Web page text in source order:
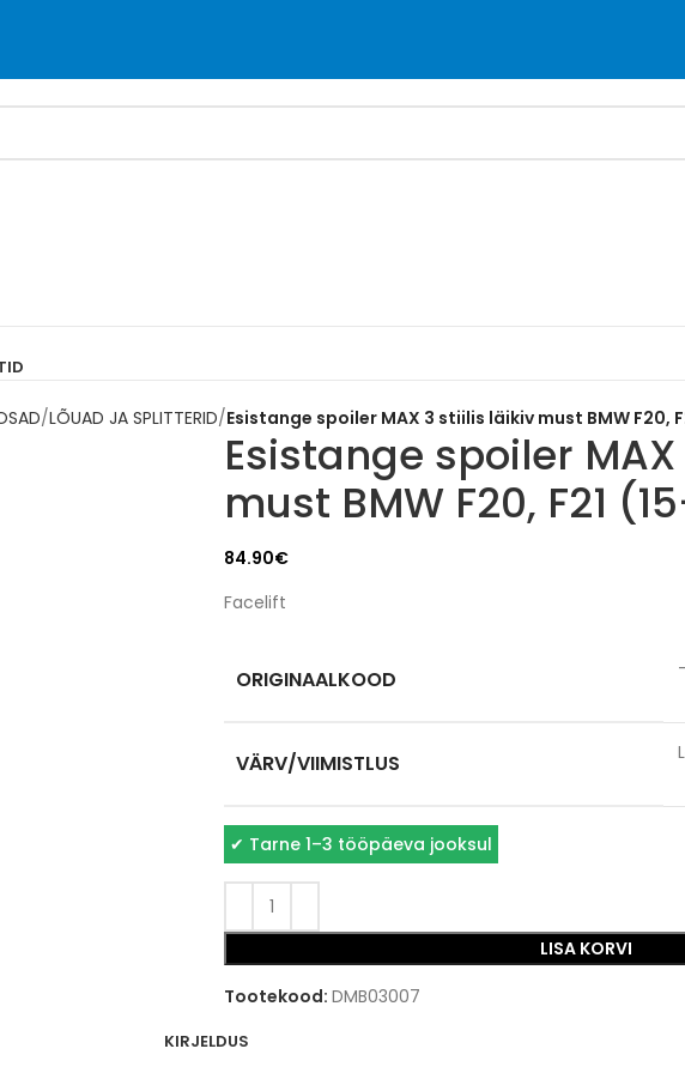
LÕUAD JA SPLITTERID Esistange spoiler MAX 3 stiilis läikiv must BMW F20,
Esistange spoiler
must BMW F20, F21
84.90€
Facelift
ORIGINAALKOOD
VÄRV/VIIMISTLUS
✔ Tarne 1–3 tööpäeva jooksul
LISA KORVI
Tootekood: DMB03007
KIRJELDUS